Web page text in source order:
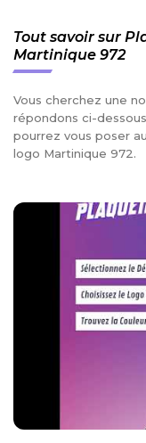
Tout savoir sur
Martinique 972
Vous cherchez une
répondons ci-
pourrez vous poser
logo Martinique 972.